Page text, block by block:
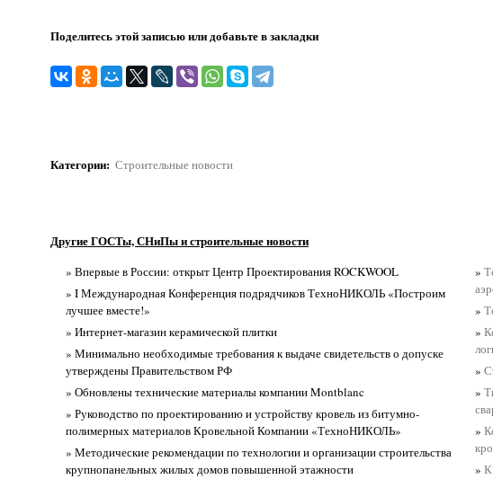
Поделитесь этой записью или добавьте в закладки
Категории: Строительные новости
Другие ГОСТы, СНиПы и строительные новости
» Впервые в России: открыт Центр Проектирования ROCKWOOL
» I Международная Конференция подрядчиков ТехноНИКОЛЬ «Построим
лучшее вместе!»
» Интернет-магазин керамической плитки
» Минимально необходимые требования к выдаче свидетельств о допуске
утверждены Правительством РФ
» Обновлены технические материалы компании Montblanc
» Руководство по проектированию и устройству кровель из битумно-
полимерных материалов Кровельной Компании «ТехноНИКОЛЬ»
» Методические рекомендации по технологии и организации строительства
крупнопанельных жилых домов повышенной этажности
»
»
»
»
»
»
»